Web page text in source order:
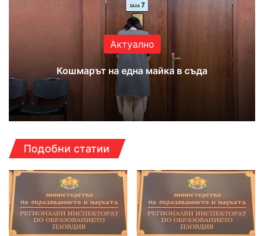
Актуално
Кошмарът на една майка в съда
Подобни статии